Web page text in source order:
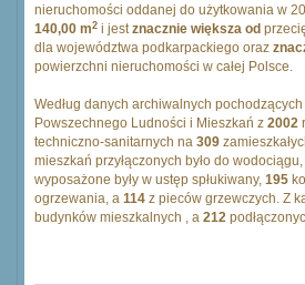
nieruchomości oddanej do użytkowania w
140,00 m2 i jestznacznie większa od
dla województwa podkarpackiego oraz
powierzchni nieruchomości w całej Polsce.
Według danych archiwalnych
Powszechnego Ludności i Mieszkań z 2002
techniczno-sanitarnych na 309
mieszkań przyłączonych było do wodociągu,
wyposażone były w ustęp spłukiwany, 195
ogrzewania, a 114 z pieców grzewczych. Z
budynków mieszkalnych , a 212